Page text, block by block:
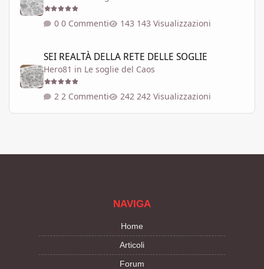
0 Commenti 143 Visualizzazioni
SEI REALTÀ DELLA RETE DELLE SOGLIE
Hero81 in Le soglie del Caos
2 Commenti 242 Visualizzazioni
NAVIGA
Home
Articoli
Forum